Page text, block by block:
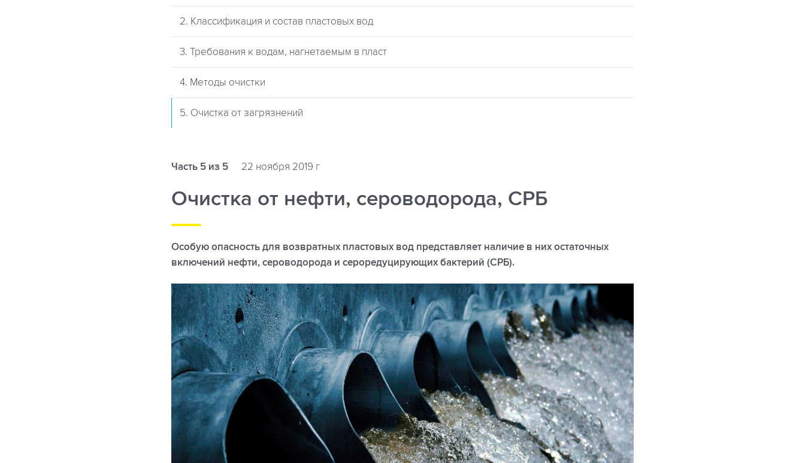
2. Классификация и состав пластовых вод
3. Требования к водам, нагнетаемым в пласт
4. Методы очистки
5. Очистка от загрязнений
Часть 5 из 5 22 ноября 2019 г
Очистка от нефти, сероводорода, СРБ
Особую опасность для возвратных пластовых вод представляет наличие в них остаточных
включений нефти, сероводорода и сероредуцирующих бактерий (СРБ).